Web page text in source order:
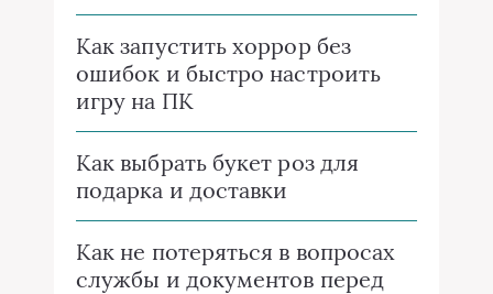
Как запустить хоррор без
ошибок и быстро настроить
игру на ПК
Как выбрать букет роз для
подарка и доставки
Как не потеряться в вопросах
службы и документов перед